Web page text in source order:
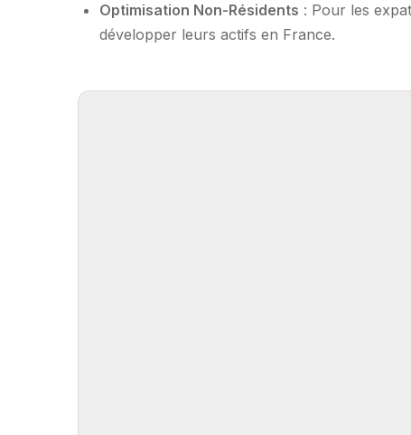
Optimisation Non-Résidents : Pour les
développer leurs actifs en France.